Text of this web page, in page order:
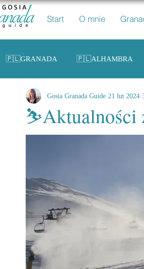
Start O mnie
🇵🇱GRANADA 🇵🇱ALHAMBRA
🇵🇱 ANDALUZJA 🇵🇱HISZPANIA
⛷️Aktualności
Gosia Granada Guide 21 lut 2024